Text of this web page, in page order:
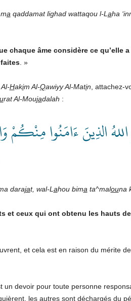
a qaddamat lighad wattaqou l-L aha
chaque âme considère ce qu’elle
. »
Al-Hakim Al-Qawiyy Al-Matin , attachez-
rat Al-Moujadalah :
الذِينَ ءَامَنُوا مِنْكُمْ
darajat, wal-L ahou bima ta^malouna
et ceux qui ont obtenu les hauts
et cela est en raison du mérite
un devoir pour toute personne
les autres sont déchargés du